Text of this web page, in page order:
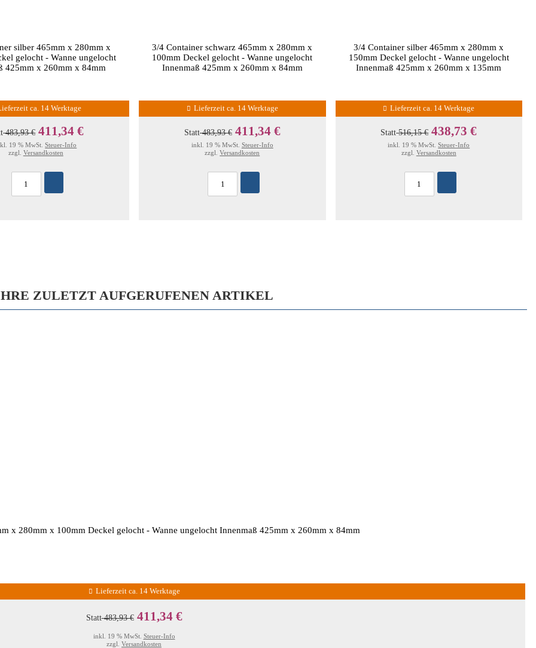
silber 465mm x 280mm x
gelocht - Wanne ungelocht
425mm x 260mm x 84mm
ca. 14 Werktage
483,93 € 411,34 €
19 % MwSt.Steuer-Info
zzgl. Versandkosten
3/4 Container schwarz 465mm x 280mm x
100mm Deckel gelocht - Wanne ungelocht
Innenmaß 425mm x 260mm x 84mm
Lieferzeit ca. 14 Werktage
Statt483,93 € 411,34 €
inkl. 19 % MwSt. Steuer-Info
zzgl.Versandkosten
3/4 Container silber 465mm x 280mm x
150mm Deckel gelocht - Wanne ungelocht
Innenmaß 425mm x 260mm x 135mm
Lieferzeit ca. 14 Werktage
Statt516,15 € 438,73 €
inkl. 19 % MwSt.Steuer-Info
zzgl. Versandkosten
ZULETZT AUFGERUFENEN ARTIKEL
x 280mm x 100mm Deckel gelocht - Wanne ungelocht Innenmaß 425mm x 260mm x 84mm
Lieferzeit ca. 14 Werktage
Statt483,93 € 411,34 €
inkl. 19 % MwSt. Steuer-Info
zzgl. Versandkosten